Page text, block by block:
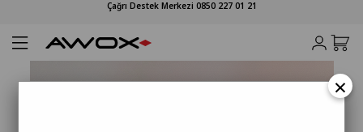
Çağrı Destek Merkezi 0850 227 01 21
×